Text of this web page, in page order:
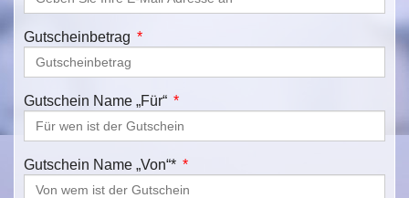
Gutscheinbetrag
Gutschein Name „Für“
Gutschein Name „Von“*